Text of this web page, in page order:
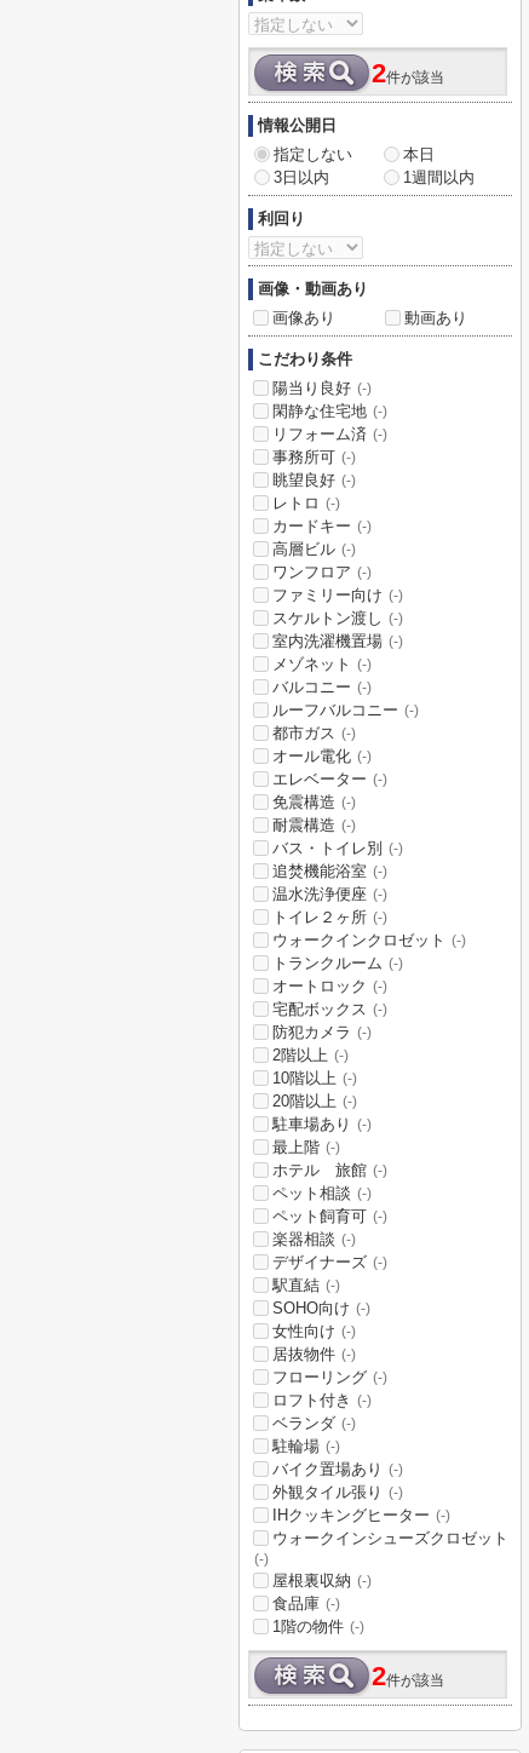
2件が該当
情報公開日
指定しない
本日
3日以内
1週間以内
利回り
画像・動画あり
画像あり
動画あり
こだわり条件
陽当り良好 (-)
閑静な住宅地 (-)
リフォーム済 (-)
事務所可 (-)
眺望良好 (-)
レトロ (-)
カードキー (-)
高層ビル (-)
ワンフロア (-)
ファミリー向け (-)
スケルトン渡し (-)
室内洗濯機置場 (-)
メゾネット (-)
バルコニー (-)
ルーフバルコニー (-)
都市ガス (-)
オール電化 (-)
エレベーター (-)
免震構造 (-)
耐震構造 (-)
バス・トイレ別 (-)
追焚機能浴室 (-)
温水洗浄便座 (-)
トイレ２ヶ所 (-)
ウォークインクロゼット (-)
トランクルーム (-)
オートロック (-)
宅配ボックス (-)
防犯カメラ (-)
2階以上 (-)
10階以上 (-)
20階以上 (-)
駐車場あり (-)
最上階 (-)
ホテル 旅館 (-)
ペット相談 (-)
ペット飼育可 (-)
楽器相談 (-)
デザイナーズ (-)
駅直結 (-)
SOHO向け (-)
女性向け (-)
居抜物件 (-)
フローリング (-)
ロフト付き (-)
ベランダ (-)
駐輪場 (-)
バイク置場あり (-)
外観タイル張り (-)
IHクッキングヒーター (-)
ウォークインシューズクロゼット
(-)
屋根裏収納 (-)
食品庫 (-)
1階の物件 (-)
2件が該当